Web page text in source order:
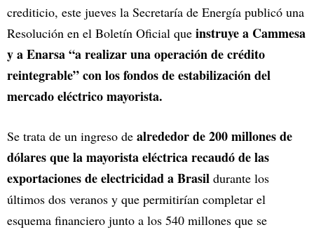
crediticio, este jueves la Secretaría de Energía publicó una
Resolución en el Boletín Oficial que instruye a Cammesa
y a Enarsa “a realizar una operación de crédito
reintegrable” con los fondos de estabilización del
mercado eléctrico mayorista.
Se trata de un ingreso de alrededor de 200 millones de
dólares que la mayorista eléctrica recaudó de las
exportaciones de electricidad a Brasil durante los
últimos dos veranos y que permitirían completar el
esquema financiero junto a los 540 millones que se